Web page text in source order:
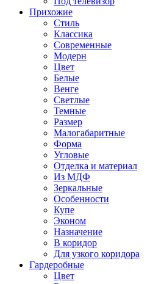
Прихожие
Стиль
Классика
Современные
Модерн
Цвет
Белые
Венге
Светлые
Темные
Размер
Малогабаритные
Форма
Угловые
Отделка и материал
Из МДФ
Зеркальные
Особенности
Купе
Эконом
Назначение
В коридор
Для узкого коридора
Гардеробные
Цвет